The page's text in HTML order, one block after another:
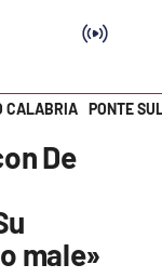
CALABRIA PONTE
De
male»